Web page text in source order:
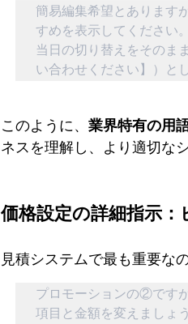
簡易編集希望とあります
すめを表示してください。
当日の切り替えをそのま
い合わせください】）と
このように、 業界特有の用
ネスを理解し、より適切な
価格設定の詳細指示
見積システムで最も重要な
プロモーションの②です
項目と金額を変えましょう